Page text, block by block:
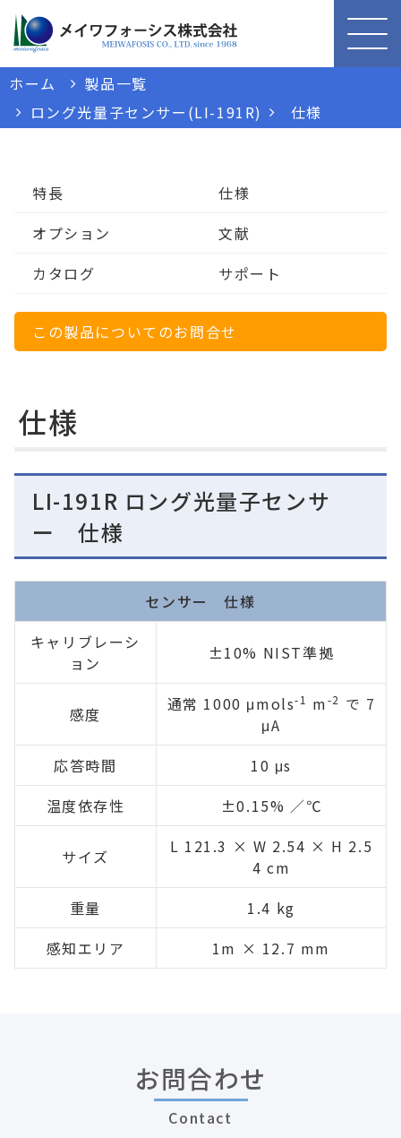
ホーム
製品一覧
ロング光量子センサー(LI-191R)
仕様
特長
仕様
オプション
文献
カタログ
サポート
この製品についてのお問合せ
仕様
LI-191R ロング光量子センサ
ー 仕様
センサー 仕様
キャリブレーシ
ョン
±10% NIST準拠
感度 通常 1000 μmols-1 m-2 で 7
μA
応答時間
10 μs
温度依存性
±0.15% ／℃
サイズ
L 121.3 × W 2.54 × H 2.5
4 cm
重量
1.4 kg
感知エリア
1m × 12.7 mm
お問合わせ
Contact